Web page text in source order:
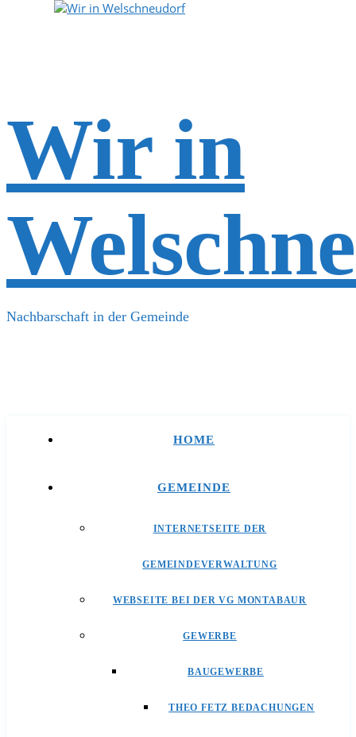
Wir in
Nachbarschaft in der Gemeinde
HOME
GEMEINDE
INTERNETSEITE DER
GEMEINDEVERWALTUNG
WEBSEITE BEI DER VG MONTABAUR
GEWERBE
BAUGEWERBE
THEO FETZ BEDACHUNGEN